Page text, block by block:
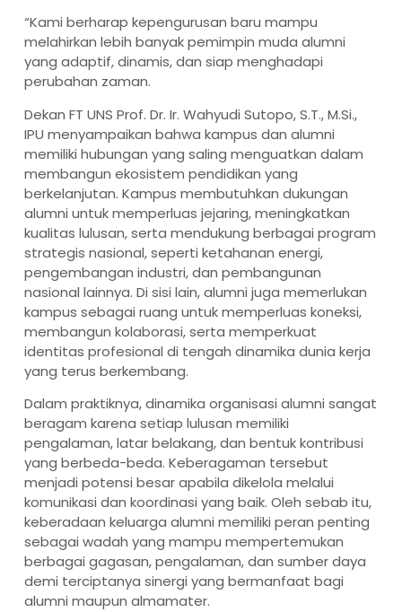
“Kami berharap kepengurusan baru mampu
melahirkan lebih banyak pemimpin muda alumni
yang adaptif, dinamis, dan siap menghadapi
perubahan zaman.
Dekan FT UNS Prof. Dr. Ir. Wahyudi Sutopo, S.T., M.Si.,
IPU menyampaikan bahwa kampus dan alumni
memiliki hubungan yang saling menguatkan dalam
membangun ekosistem pendidikan yang
berkelanjutan. Kampus membutuhkan dukungan
alumni untuk memperluas jejaring, meningkatkan
kualitas lulusan, serta mendukung berbagai program
strategis nasional, seperti ketahanan energi,
pengembangan industri, dan pembangunan
nasional lainnya. Di sisi lain, alumni juga memerlukan
kampus sebagai ruang untuk memperluas koneksi,
membangun kolaborasi, serta memperkuat
identitas profesional di tengah dinamika dunia kerja
yang terus berkembang.
Dalam praktiknya, dinamika organisasi alumni sangat
beragam karena setiap lulusan memiliki
pengalaman, latar belakang, dan bentuk kontribusi
yang berbeda-beda. Keberagaman tersebut
menjadi potensi besar apabila dikelola melalui
komunikasi dan koordinasi yang baik. Oleh sebab itu,
keberadaan keluarga alumni memiliki peran penting
sebagai wadah yang mampu mempertemukan
berbagai gagasan, pengalaman, dan sumber daya
demi terciptanya sinergi yang bermanfaat bagi
alumni maupun almamater.